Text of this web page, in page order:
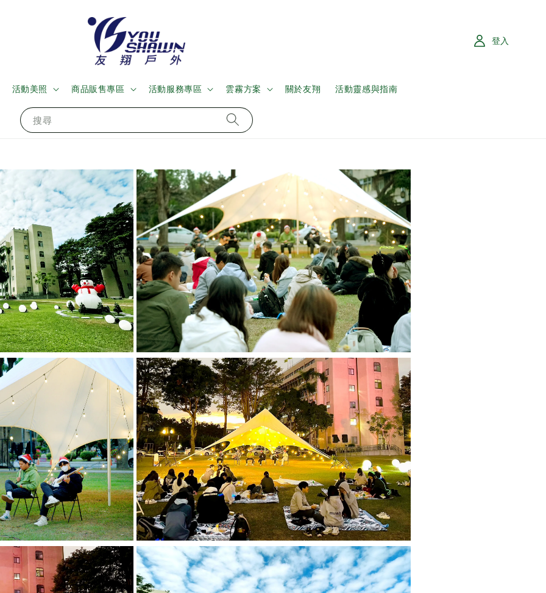
搜尋
活動美照 商品販售專區 活動服務專區 雲霧方案 關於友翔 活動靈感與指南
登入